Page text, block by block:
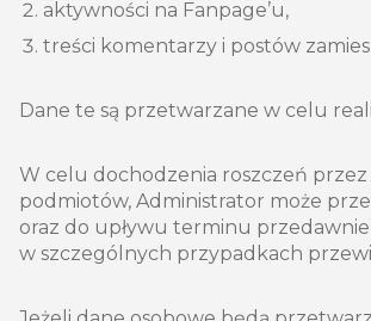
aktywności na Fanpage’u,
treści komentarzy i postów
Dane te są przetwarzane w celu
W celu dochodzenia roszczeń
podmiotów, Administrator może
oraz do upływu terminu
w szczególnych przypadkach